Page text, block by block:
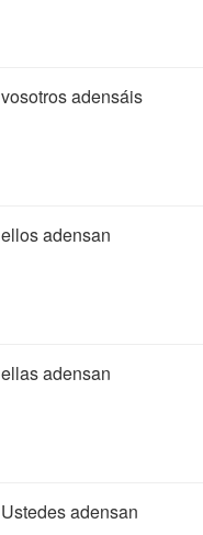
vosotros adensáis
ellos adensan
ellas adensan
Ustedes adensan